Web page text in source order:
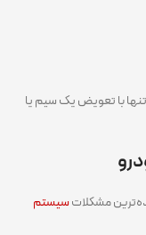
با تعویض یک سیم یا
مشکلاتسیستم